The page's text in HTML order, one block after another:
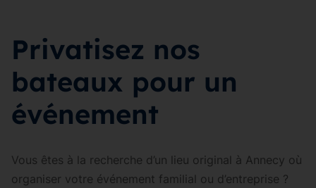
Privatisez nos
bateaux pour un
événement
Vous êtes à la recherche d’un lieu original à Annecy où
organiser votre événement familial ou d’entreprise ?